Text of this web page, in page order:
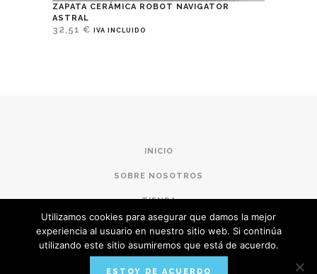
ZAPATA CERÁMICA ROBOT NAVIGATOR
ASTRAL
32,51 € IVA INCLUIDO
INICIO
SOBRE NOSOTROS
TIENDA
CONDICIONES DE COMPRA
POLÍTICA DE PRIVACIDAD
Utilizamos cookies para asegurar que damos la mejor
experiencia al usuario en nuestro sitio web. Si continúa
utilizando este sitio asumiremos que está de acuerdo.
ESTOY DE ACUERDO